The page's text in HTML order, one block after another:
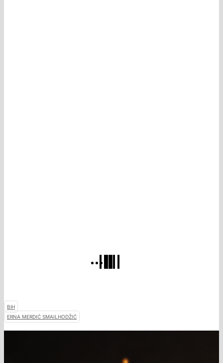
BiH
ERNA MERDIĆ SMAILHODŽIĆ